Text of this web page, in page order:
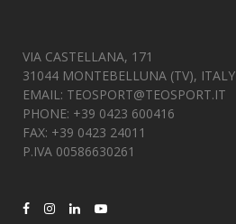
VIA CASTELLANA, 171
31044 MONTEBELLUNA (TV), ITALY
EMAIL: TEOSPORT@TEOSPORT.IT
PHONE: +39 0423 600416
FAX: +39 0423 24011
P.IVA 00586630261